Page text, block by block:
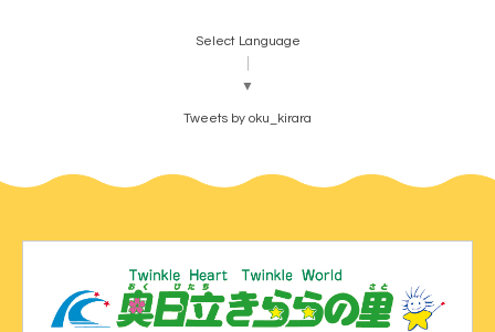
Select Language
▼
Tweets by oku_kirara